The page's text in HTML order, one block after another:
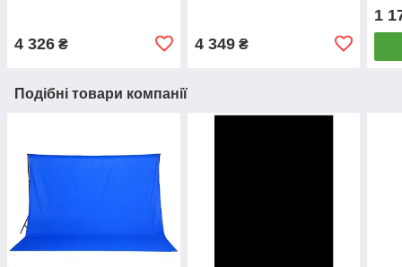
4 326 ₴ 4 349₴
1
Подібні товари компанії